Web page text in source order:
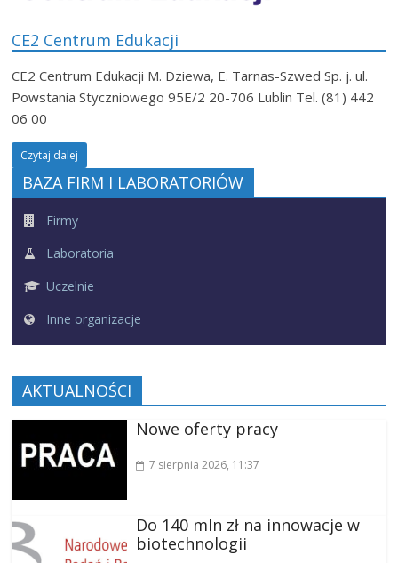
CE2 Centrum Edukacji
CE2 Centrum Edukacji M. Dziewa, E. Tarnas-Szwed Sp. j. ul.
Powstania Styczniowego 95E/2 20-706 Lublin Tel. (81) 442
06 00
Czytaj dalej
BAZA FIRM I LABORATORIÓW
Firmy
Laboratoria
Uczelnie
Inne organizacje
AKTUALNOŚCI
Nowe oferty pracy
7 sierpnia 2026, 11:37
Do 140 mln zł na innowacje w
biotechnologii